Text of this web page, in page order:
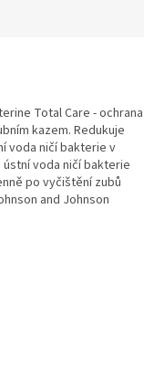
Total Care - ochrana
kazem. Redukuje
voda ničí bakterie v
voda ničí bakterie
po vyčištění zubů
and Johnson